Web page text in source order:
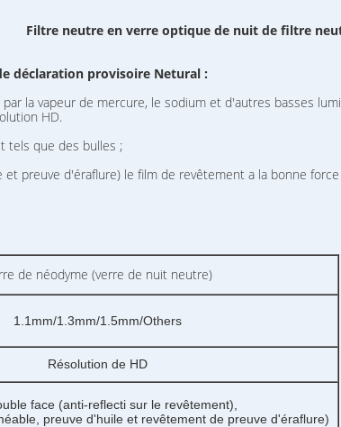
Filtre neutre en verre optique de nuit de filtre
déclaration provisoire Netural :
la vapeur de mercure, le sodium et d'autres basses
HD.
tels que des bulles ;
preuve d'éraflure) le film de revêtement a la bonne force
de néodyme (verre de nuit neutre)
1.1mm/1.3mm/1.5mm/Others
Résolution de HD
face (anti-reflecti sur le revêtement),
preuve d'huile et revêtement de preuve d'éraflure)